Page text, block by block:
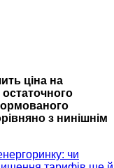
ціна на
остаточного
з нинішнім
чи